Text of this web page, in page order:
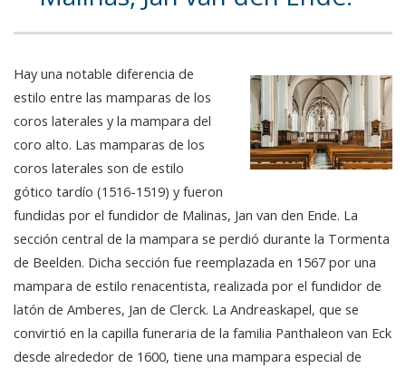
Hay una notable diferencia de
estilo entre las mamparas de los
coros laterales y la mampara del
coro alto. Las mamparas de los
coros laterales son de estilo
gótico tardío (1516-1519) y fueron
fundidas por el fundidor de Malinas, Jan van den Ende. La
sección central de la mampara se perdió durante la Tormenta
de Beelden. Dicha sección fue reemplazada en 1567 por una
mampara de estilo renacentista, realizada por el fundidor de
latón de Amberes, Jan de Clerck. La Andreaskapel, que se
convirtió en la capilla funeraria de la familia Panthaleon van Eck
desde alrededor de 1600, tiene una mampara especial de